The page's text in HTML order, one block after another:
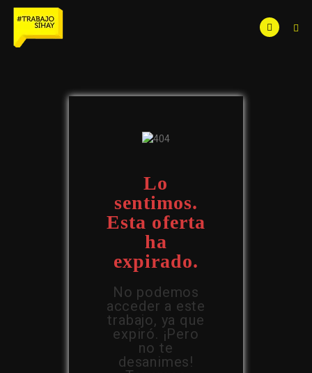
Lo
sentimos.
Esta oferta
ha
expirado.
No podemos
acceder a este
trabajo, ya que
expiró. ¡Pero
no te
desanimes!